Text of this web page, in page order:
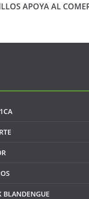
APOYA AL
BLANDENGUE